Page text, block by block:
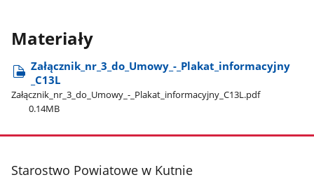
Materiały
Załącznik​_nr​_3​_do​_Umowy​_-​_Plakat​_informacyjny​
_C13L
Załącznik​_nr​_3​_do​_Umowy​_-​_Plakat​_informacyjny​_C13L.pdf
0.14MB
stopka
Starostwo Powiatowe w Kutnie